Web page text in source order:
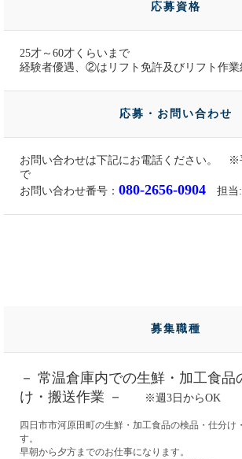
応募資格
25才～60才くらいまで
経験者優遇、②はリフト免許及びリフト作業
応募・お問い合わせ
お問い合わせは下記にお電話ください。 ※
で
お問い合わせ番号： 080-2656-0904担当:
募集職種
－ 常温倉庫内での生鮮・加工食品
け・搬送作業 －
※週3日からOK
四日市市河原田町の生鮮・加工食品の検品・仕分け
す。
早朝から夕方までのお仕事になります。